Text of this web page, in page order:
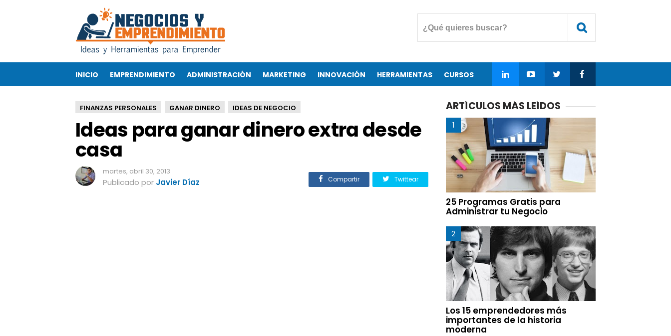
e
a
r
a
g
a
a
r
d
i
INICIO EMPRENDIMIENTO ADMINISTRACIÓN MARKETING INNOVACIÓN HERRAMIENTAS CURSOS
FINANZAS PERSONALES GANAR DINERO IDEAS DE NEGOCIO
Ideas para ganar dinero extra desde
casa
martes, abril 30, 2013
Publicado por Javier Díaz Compartir Twittear
ARTÍCULOS MÁS LEÍDOS
25 Programas Gratis para
Administrar tu Negocio
Los 15 emprendedores más
importantes de la historia
moderna